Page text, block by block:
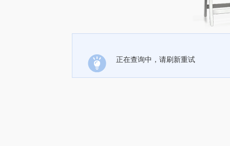
正在查询中，请刷新重试